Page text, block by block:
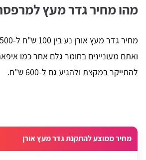
מהו מחיר גדר מעץ
ואתם מעוניינים בחומר גלם אחר כמו
להתייקר במקצת ולהגיע גם ל-600 ש"ח.
מחיר ממוצע להתקנת גדר מעץ אורן